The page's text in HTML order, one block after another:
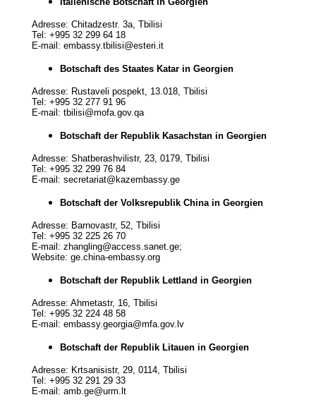
Adresse: Chitadzestr. 3a, Tbilisi
Tel: +995 32 299 64 18
E-mail: embassy.tbilisi@esteri.it
Botschaft des Staates Katar in Georgien
Adresse: Rustaveli pospekt, 13.018, Tbilisi
Tel: +995 32 277 91 96
E-mail: tbilisi@mofa.gov.qa
Botschaft der Republik Kasachstan in Georgien
Adresse: Shatberashvilistr, 23, 0179, Tbilisi
Tel: +995 32 299 76 84
E-mail: secretariat@kazembassy.ge
Botschaft der Volksrepublik China in Georgien
Adresse: Barnovastr, 52, Tbilisi
Tel: +995 32 225 26 70
E-mail: zhangling@access.sanet.ge;
Website: ge.china-embassy.org
Botschaft der Republik Lettland in Georgien
Adresse: Ahmetastr, 16, Tbilisi
Tel: +995 32 224 48 58
E-mail: embassy.georgia@mfa.gov.lv
Botschaft der Republik Litauen in Georgien
Adresse: Krtsanisistr, 29, 0114, Tbilisi
Tel: +995 32 291 29 33
E-mail: amb.ge@urm.lt